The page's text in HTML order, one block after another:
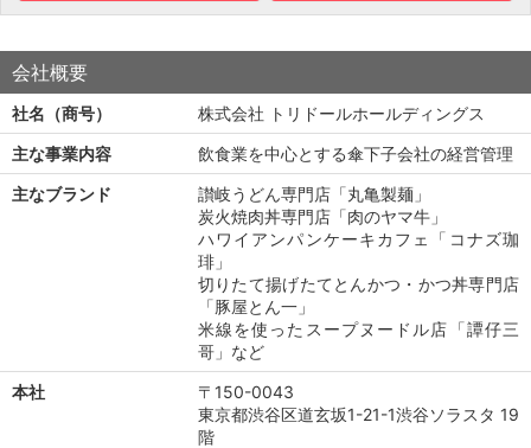
会社概要
社名（商号）
株式会社 トリドールホールディングス
主な事業内容
飲食業を中心とする傘下子会社の経営管理
主なブランド
讃岐うどん専門店「丸亀製麺」
炭火焼肉丼専門店「肉のヤマ牛」
ハワイアンパンケーキカフェ「コナズ珈
琲」
切りたて揚げたてとんかつ・かつ丼専門店
「豚屋とん一」
米線を使ったスープヌードル店「譚仔三
哥」など
本社
〒150-0043
東京都渋谷区道玄坂1-21-1渋谷ソラスタ 19
階